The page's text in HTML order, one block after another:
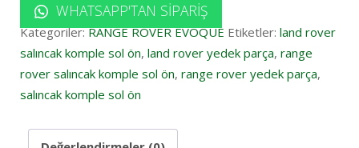
WHATSAPP'TAN SIPARIŞ
Kategoriler:RANGE ROVER EVOQUE Etiketler: land rover
salıncak komple sol ön, land rover yedek parça, range
rover salıncak komple sol ön, range rover yedek parça,
salıncak komple sol ön